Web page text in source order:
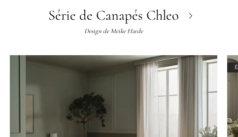
Série de Canapés Chleo
Design deMeike Harde